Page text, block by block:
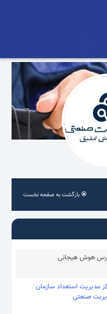
بازگشت به صفحه نخست
هوش هیجانی
مدیریت استعداد سازمان
صنعتی